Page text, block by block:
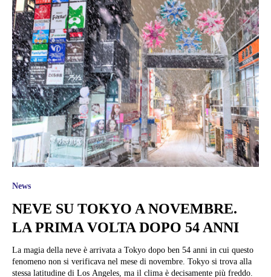
News
NEVE SU TOKYO A NOVEMBRE.
LA PRIMA VOLTA DOPO 54 ANNI
La magia della neve è arrivata a Tokyo dopo ben 54 anni in cui questo
fenomeno non si verificava nel mese di novembre. Tokyo si trova alla
stessa latitudine di Los Angeles, ma il clima è decisamente più freddo.